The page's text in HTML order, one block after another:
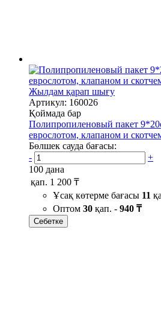
Жылдам қарап шығу
Артикул: 160026
Қоймада бар
Полипропиленовый пакет
еврослотом, клапаном и
Бөлшек сауда бағасы:
-
+
100 дана
қап. 1 200 ₸
Ұсақ көтерме бағасы 11
Оптом 30 қап. - 940 ₸
Себетке